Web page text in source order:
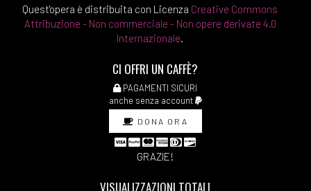
Quest'opera è distribuita con Licenza Creative Commons
Attribuzione - Non commerciale - Non opere derivate 4.0
Internazionale
CI OFFRI UN CAFFÈ?
PAGAMENTI SICURI
anche senza account
DONA ORA
GRAZIE!
VISUALIZZAZIONI TOTALI